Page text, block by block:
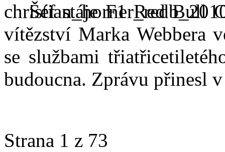
Šéf stáje F1 Red Bull
vítězství Marka Webbera
se službami
budoucna. Zprávu přinesl
Strana 1 z 73